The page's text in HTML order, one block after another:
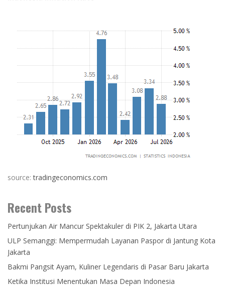
source:tradingeconomics.com
Recent Posts
Pertunjukan Air Mancur Spektakuler di PIK 2, Jakarta Utara
ULP Semanggi: Mempermudah Layanan Paspor di Jantung Kota
Jakarta
Bakmi Pangsit Ayam, Kuliner Legendaris di Pasar Baru Jakarta
Ketika Institusi Menentukan Masa Depan Indonesia